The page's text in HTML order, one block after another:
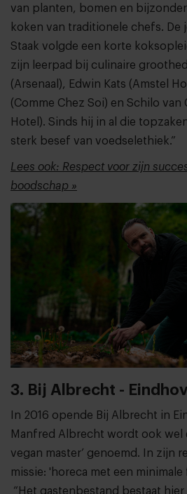
van planten, bomen en
koken van traditionele chefs. De
Staak volgde een korte
zijn leerpad bij culinaire
(Arsenaal), Edwin Kats (Amstel
(Comme Chez Soi) en Schilo van
Hotel). Sinds hij in al die
sterk besef van voedselethiek.”
Lees ook: Respect voor zijn
boodschap »
3. Bij Albrecht -
In 2016 opende Bij Albrecht in
Manfred Albrecht wordt ook wel
vegan master’ genoemd. In zijn
missie: 'horeca met een
“Het gastenbestand bestaat